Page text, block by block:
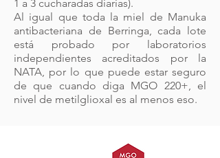
1 a 3 cucharadas diarias).
Al igual que toda la miel de Manuka
antibacteriana de Berringa, cada lote
está probado por laboratorios
independientes acreditados por la
NATA, por lo que puede estar seguro
de que cuando diga MGO 220+, el
nivel de metilglioxal es al menos eso.